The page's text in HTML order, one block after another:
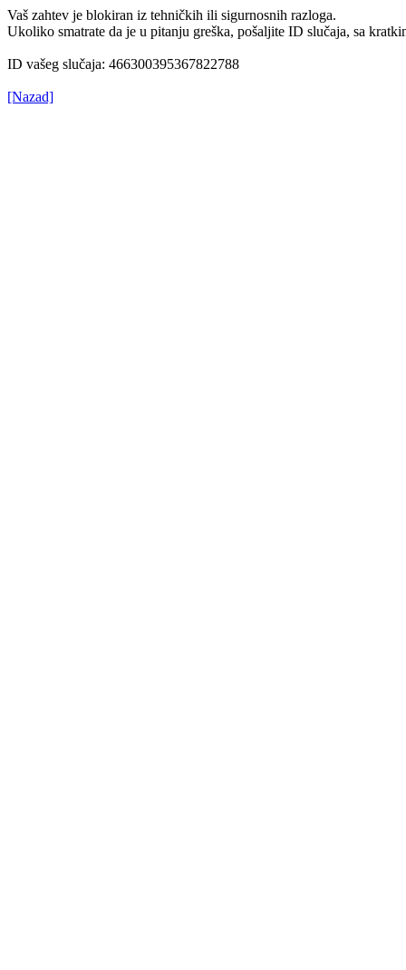
Vaš zahtev je blokiran iz tehničkih ili sigurnosnih razloga.
Ukoliko smatrate da je u pitanju greška, pošaljite ID slučaja, sa
ID vašeg slučaja: 466300395367822788
[Nazad]